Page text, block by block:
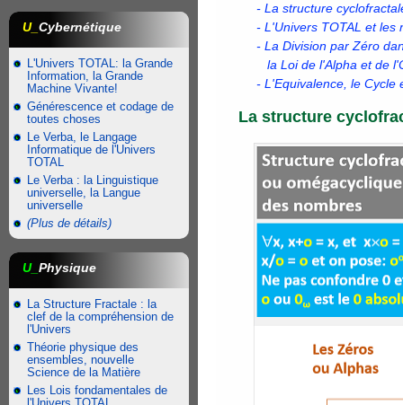
U_ Cybernétique
L'Univers TOTAL: la Grande
Information, la Grande
Machine Vivante!
Générescence et codage de
toutes choses
Le Verba, le Langage
Informatique de l'Univers
TOTAL
Le Verba : la Linguistique
universelle, la Langue
universelle
(Plus de détails)
U_ Physique
La Structure Fractale : la
clef de la compréhension de
l'Univers
Théorie physique des
ensembles, nouvelle
Science de la Matière
Les Lois fondamentales de
- La structure
- L'Univers TOTAL et les
- La Division par Zéro
la Loi de l'Alpha et de
- L'Equivalence, le Cycle
La structure